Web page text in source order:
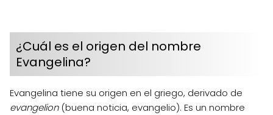
¿Cuál es el origen del nombre
Evangelina?
Evangelina tiene su origen en el griego, derivado de
evangelion(buena noticia, evangelio). Es un nombre